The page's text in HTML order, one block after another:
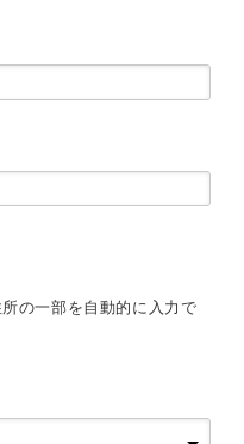
の一部を自動的に入力で